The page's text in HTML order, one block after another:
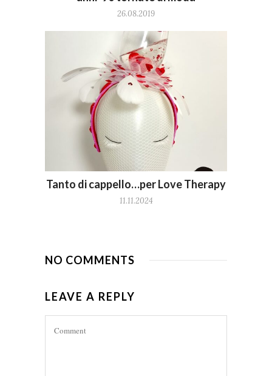
26.08.2019
Tanto di cappello…per Love Therapy
11.11.2024
NO COMMENTS
LEAVE A REPLY